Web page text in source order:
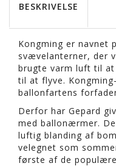
BESKRIVELSE
Kongming er navnet
svævelanterner, der
brugte varm luft til
til at flyve.
ballonfartens
Derfor har Gepard
med ballonærmer.
luftig blanding af
velegnet som
første af de